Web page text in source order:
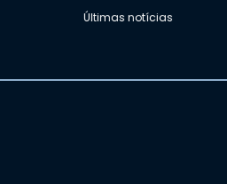
Últimas notícias